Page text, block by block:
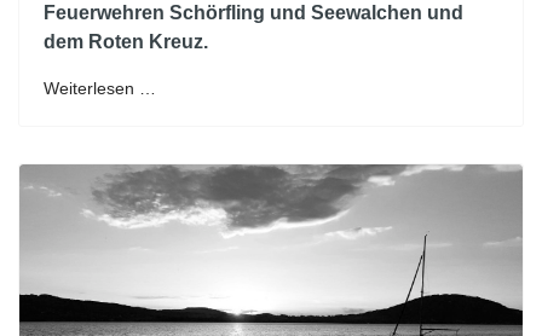
Feuerwehren Schörfling und Seewalchen und
dem Roten Kreuz.
Weiterlesen …